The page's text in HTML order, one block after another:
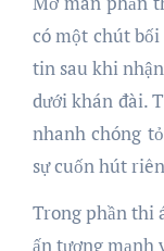
có một chút
tin sau khi
dưới khán đài.
nhanh chóng
sự cuốn hút
Trong phần thi
ấn tượng mạnh